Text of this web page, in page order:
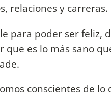
relaciones y carreras.
para poder ser feliz,
es lo más sano
conscientes de